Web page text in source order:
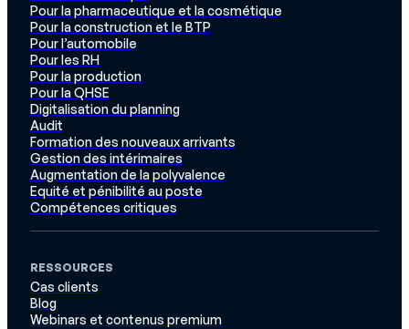
Pour la pharmaceutique et la cosmétique
Pour la construction et le BTP
Pour l’automobile
Pour les RH
Pour la production
Pour la QHSE
Digitalisation du planning
Audit
Formation des nouveaux arrivants
Gestion des intérimaires
Augmentation de la polyvalence
Equité et pénibilité au poste
Compétences critiques
RESSOURCES
Cas clients
Blog
Webinars et contenus premium